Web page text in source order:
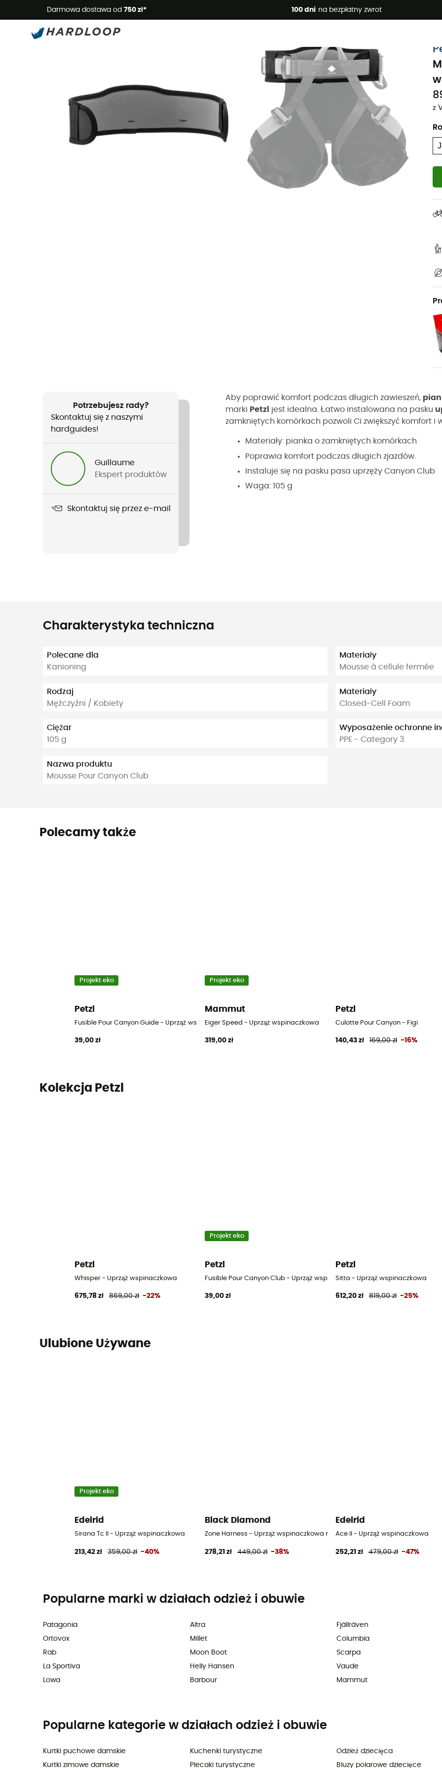
Darmowa dostawa od 750 zł* 100 dni na bezpłatny zwrot
Letnie promocje 🔥 -5% DODATKOWO przy zakupie 2 produktów*, kod
z
Potrzebujesz rady?
Skontaktuj się z naszymi
hardguides!
Guillaume
Ekspert produktów
Skontaktuj się przez e-mail
Aby poprawić komfort podczas długich zawieszeń,
marki Petzl jest idealna. Łatwo instalowana na pasku
zamkniętych komórkach pozwoli Ci zwiększyć komfort i
Materiały: pianka o zamkniętych komórkach
Poprawia komfort podczas długich zjazdów.
Instaluje się na pasku pasa uprzęży Canyon Club
Waga: 105 g
Charakterystyka techniczna
Polecane dla
Kanioning
Rodzaj
Mężczyźni / Kobiety
Ciężar
105 g
Nazwa produktu
Mousse Pour Canyon Club
Materiały
Mousse à cellule fermée
Materiały
Closed-Cell Foam
Wyposażenie ochronne
PPE - Category 3
Polecamy także
Projekt eko
Petzl
Fusible Pour Canyon Guide - Uprząż wspinaczkowa
39,00 zł
Projekt eko
Mammut
Eiger Speed - Uprząż wspinaczkowa
319,00 zł
Petzl
Culotte Pour Canyon - Figi
140,43 zł 169,00 zł -16%
Kolekcja Petzl
Petzl
Whisper - Uprząż wspinaczkowa
675,78 zł 869,00 zł -22%
Projekt eko
Petzl
Fusible Pour Canyon Club - Uprząż wspinaczkowa
39,00 zł
Petzl
Sitta - Uprząż wspinaczkowa
612,20 zł 819,00 zł -25%
Ulubione Używane
Projekt eko
Edelrid
Sirana Tc II - Uprząż wspinaczkowa
213,42 zł 359,00 zł -40%
Black Diamond
Zone Harness - Uprząż wspinaczkowa męskia
278,21 zł 449,00 zł -38%
Edelrid
Ace II - Uprząż wspinaczkowa
252,21 zł 479,00 zł -47%
Popularne marki w działach odzież i obuwie
Patagonia
Ortovox
Rab
La Sportiva
Lowa
Altra
Millet
Moon Boot
Helly Hansen
Barbour
Fjällräven
Columbia
Scarpa
Vaude
Mammut
Popularne kategorie w działach odzież i obuwie
Kurtki puchowe damskie
Kurtki zimowe damskie
Kuchenki turystyczne
Plecaki turystyczne
Odzież dziecięca
Bluzy polarowe dziecięce